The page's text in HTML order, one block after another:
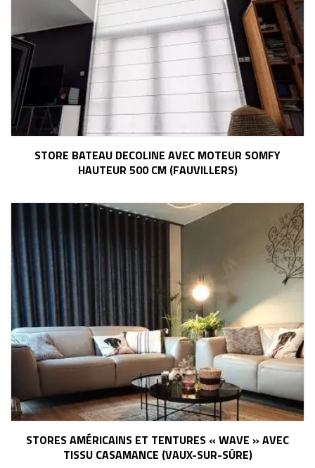
STORE BATEAU DECOLINE AVEC MOTEUR SOMFY
HAUTEUR 500 CM (FAUVILLERS)
STORES AMÉRICAINS ET TENTURES « WAVE » AVEC
TISSU CASAMANCE (VAUX-SUR-SÛRE)